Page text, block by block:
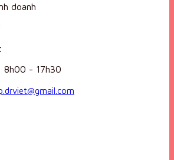
doanh
8h00 - 17h30